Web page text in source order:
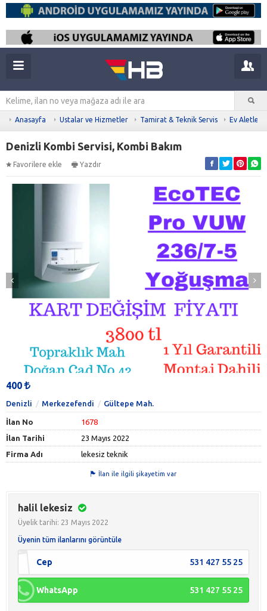
Anasayfa Ustalar ve Hizmetler Tamirat & Teknik Servis Ev Aletleri
Denizli Kombi Servisi, Kombi Bakım
Favorilere ekle Yazdır
400
Denizli Merkezefendi Gültepe Mah.
İlan No
1678
İlan Tarihi
23 Mayıs 2022
Firma Adı
lekesiz teknik
İlan ile ilgili şikayetim var
halil lekesiz
Üyelik tarihi: 23 Mayıs 2022
Üyenin tüm ilanlarını görüntüle
Cep 531 427 55 25
WhatsApp 531 427 55 25